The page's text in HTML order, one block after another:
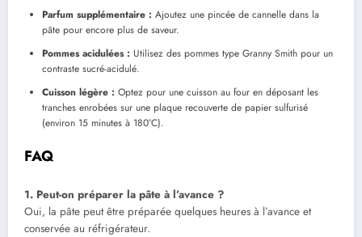
Parfum supplémentaire : Ajoutez une pincée de cannelle dans la
pâte pour encore plus de saveur.
Pommes acidulées : Utilisez des pommes type Granny Smith pour un
contraste sucré-acidulé.
Cuisson légère : Optez pour une cuisson au four en déposant les
tranches enrobées sur une plaque recouverte de papier sulfurisé
(environ 15 minutes à 180°C).
FAQ
1. Peut-on préparer la pâte à l’avance ?
Oui, la pâte peut être préparée quelques heures à l’avance et
conservée au réfrigérateur.